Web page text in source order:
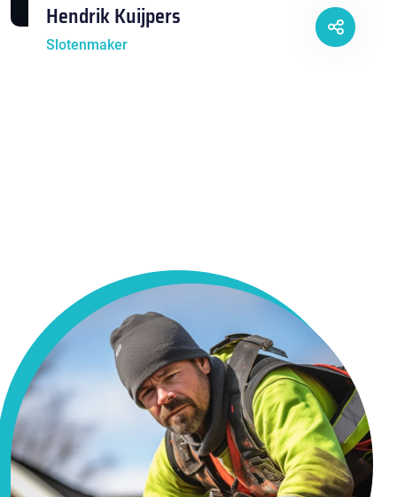
Hendrik Kuijpers
Slotenmaker